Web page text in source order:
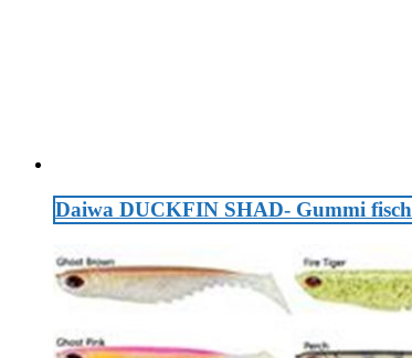
Daiwa DUCKFIN SHAD- Gummi fisch